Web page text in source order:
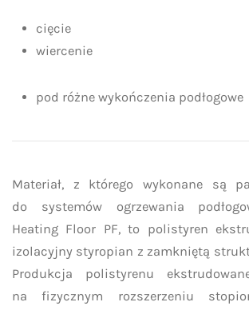
cięcie
wiercenie
pod różne wykończenia podłogowe
Materiał, z którego wykonane są
do systemów ogrzewania
Heating Floor PF, to polistyren
izolacyjny styropian z zamkniętą
Produkcja polistyrenu
na fizycznym rozszerzeniu